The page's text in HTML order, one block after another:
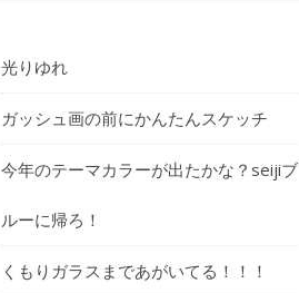
光りゆれ
ガッシュ画の前にかんたんスケッチ
今年のテーマカラーが出たかな？seijiブ
ルーに帰ろ！
くもりガラスまであがいてる！！！